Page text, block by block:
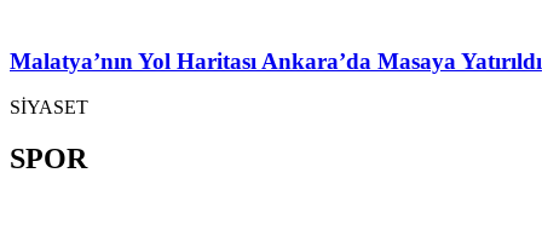
Malatya’nın Yol Haritası Ankara’da Masaya Yatırıldı
SİYASET
SPOR